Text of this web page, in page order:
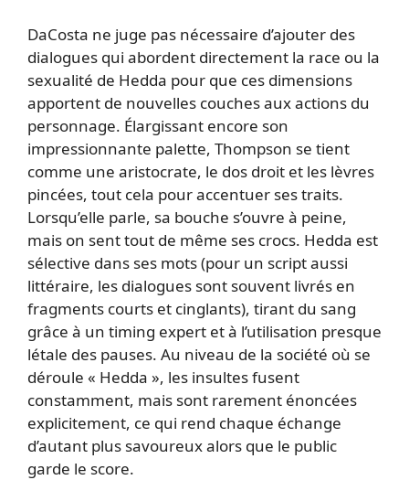
DaCosta ne juge pas nécessaire d’ajouter des
dialogues qui abordent directement la race ou la
sexualité de Hedda pour que ces dimensions
apportent de nouvelles couches aux actions du
personnage. Élargissant encore son
impressionnante palette, Thompson se tient
comme une aristocrate, le dos droit et les lèvres
pincées, tout cela pour accentuer ses traits.
Lorsqu’elle parle, sa bouche s’ouvre à peine,
mais on sent tout de même ses crocs. Hedda est
sélective dans ses mots (pour un script aussi
littéraire, les dialogues sont souvent livrés en
fragments courts et cinglants), tirant du sang
grâce à un timing expert et à l’utilisation presque
létale des pauses. Au niveau de la société où se
déroule « Hedda », les insultes fusent
constamment, mais sont rarement énoncées
explicitement, ce qui rend chaque échange
d’autant plus savoureux alors que le public
garde le score.